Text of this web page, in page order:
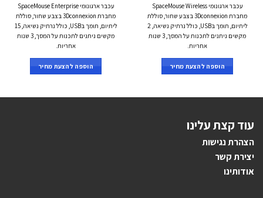
עכבר ארגונומי SpaceMouse Wireless
מחברת 3Dconnexion בצבע שחור, סוללת
ליתיום, תומך בUSB, כולל נרתיק נשיאה, 2
מקשים ניתנים לתכנות על המסך, 3 שנות
אחריות.
הוספה להצעת מחיר
עכבר ארגונומי SpaceMouse Enterprise
מחברת 3Dconnexion בצבע שחור, סוללת
ליתיום, תומך בUSB, כולל נרתיק נשיאה, 15
מקשים ניתנים לתכנות על המסך, 3 שנות
אחריות.
הוספה להצעת מחיר
עוד קצת עלינו
הצהרת נגישות
יצירת קשר
אודותינו